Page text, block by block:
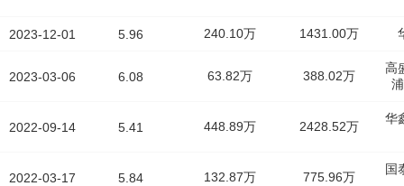
2023-12-01
2023-03-06
2022-09-14
2022-03-17
5.96 240.10万 1431.00万
6.08 63.82万 388.02万
高
5.41 448.89万 2428.52万
华
5.84 132.87万 775.96万
国